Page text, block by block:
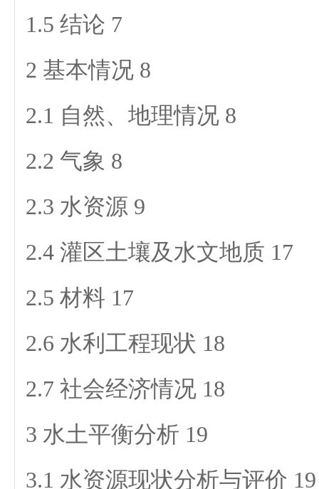
1.5 结论 7
2 基本情况 8
2.1 自然、地理情况 8
2.2 气象 8
2.3 水资源 9
2.4 灌区土壤及水文地质 17
2.5 材料 17
2.6 水利工程现状 18
2.7 社会经济情况 18
3 水土平衡分析 19
3.1 水资源现状分析与评价 19